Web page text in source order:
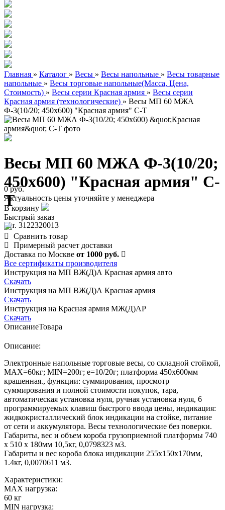
Главная » Каталог » Весы » Весы напольные » Весы товарные
напольные » Весы торговые напольные(Масса, Цена,
Стоимость) » Весы серии Красная армия » Весы серии
Красная армия (технологические) » Весы МП 60 МЖА
Ф-3(10/20; 450х600) "Красная армия" C-Т
Весы МП 60 МЖА Ф-3(10/20;
450х600) "Красная армия" C-
Т
арт. 3122320013
0 руб.
Актуальность цены уточняйте у менеджера
В корзину
Быстрый заказ
Сравнить товар
Примерный расчет доставки
Доставка по Москве от 1000 руб.
Все сертификаты производителя
Инструкция на МП ВЖ(Д)А Красная армия авто
Скачать
Инструкция на МП ВЖ(Д)А Красная армия
Скачать
Инструкция на Красная армия МЖ(Д)АР
Скачать
ОписаниеТовара
Описание:
Электронные напольные торговые весы, со складной стойкой,
MAX=60кг; MIN=200г; e=10/20г; платформа 450х600мм
крашенная., функции: суммирования, просмотр
суммирования и полной стоимости покупок, тара,
автоматическая установка нуля, ручная установка нуля, 6
программируемых клавиш быстрого ввода цены, индикация:
жидкокристаллический блок индикации на стойке, питание
от сети и аккумулятора. Весы технологические без поверки.
Габариты, вес и объем короба грузоприемной платформы 740
х 510 х 180мм 10,5кг, 0,0798323 м3.
Габариты и вес короба блока индикации 255х150х170мм,
1.4кг, 0,0070611 м3.
Характеристики:
MAX нагрузка:
60 кг
MIN нагрузка: